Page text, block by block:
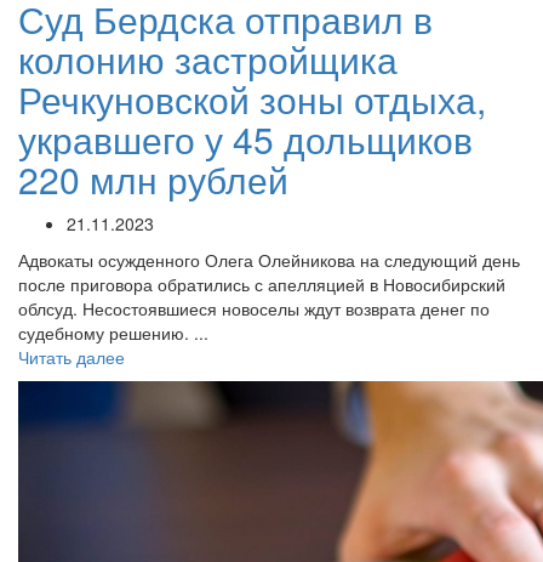
Суд Бердска отправил в
колонию застройщика
Речкуновской зоны отдыха,
укравшего у 45 дольщиков
220 млн рублей
21.11.2023
Адвокаты осужденного Олега Олейникова на следующий день
после приговора обратились с апелляцией в Новосибирский
облсуд. Несостоявшиеся новоселы ждут возврата денег по
судебному решению. ...
Читать далее